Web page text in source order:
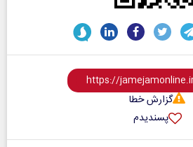
گزارش خطا
پسندیدم